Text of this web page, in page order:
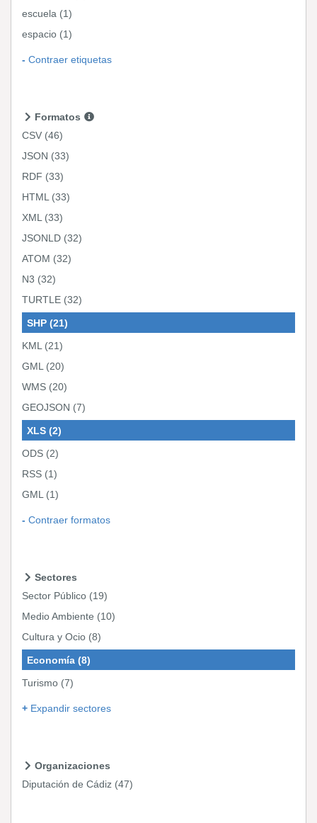
escuela (1)
espacio (1)
Contraer etiquetas
Formatos
CSV (46)
JSON (33)
RDF (33)
HTML (33)
XML (33)
JSONLD (32)
ATOM (32)
N3 (32)
TURTLE (32)
SHP (21)
KML (21)
GML (20)
WMS (20)
GEOJSON (7)
XLS (2)
ODS (2)
RSS (1)
GML (1)
Contraer formatos
Sectores
Sector Público (19)
Medio Ambiente (10)
Cultura y Ocio (8)
Economía (8)
Turismo (7)
Expandir sectores
Organizaciones
Diputación de Cádiz (47)